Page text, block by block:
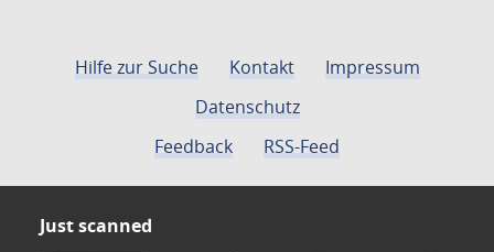
Hilfe zur Suche Kontakt
Impressum
Datenschutz
Feedback
RSS-Feed
Just scanned